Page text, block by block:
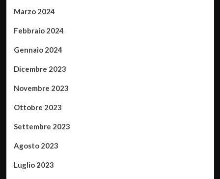
Marzo 2024
Febbraio 2024
Gennaio 2024
Dicembre 2023
Novembre 2023
Ottobre 2023
Settembre 2023
Agosto 2023
Luglio 2023